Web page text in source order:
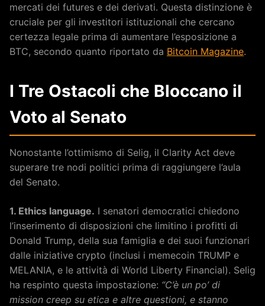
mercati dei futures e dei derivati. Questa distinzione è
cruciale per gli investitori istituzionali che cercano
certezza legale prima di aumentare l’esposizione a
BTC, secondo quanto riportato da Bitcoin Magazine.
I Tre Ostacoli che Bloccano il
Voto al Senato
Nonostante l’ottimismo di Selig, il Clarity Act deve
superare tre nodi politici prima di raggiungere l’aula
del Senato.
1. Ethics language. I senatori democratici chiedono
l’inserimento di disposizioni che limitino i profitti di
Donald Trump, della sua famiglia e dei suoi funzionari
dalle iniziative crypto (inclusi i memecoin TRUMP e
MELANIA, e le attività di World Liberty Financial). Selig
ha respinto questa impostazione: “C’è un po’ di
mission creep su etica e altre questioni, e stanno